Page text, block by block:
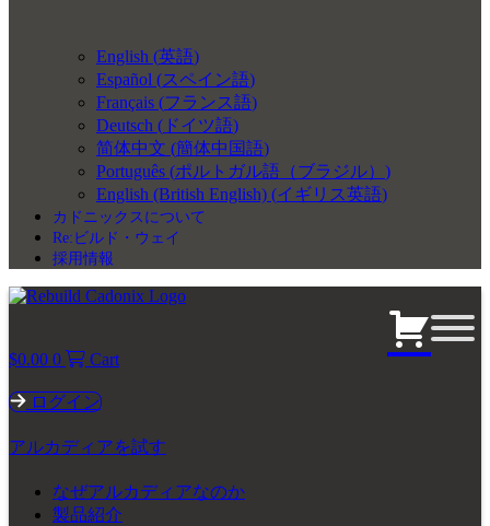
English (英語)
Español (スペイン語)
Français (フランス語)
Deutsch ( ドイツ語)
简体中文 (簡体中国語)
Português (ポルトガル語（ブラジル） )
English (British English) (イギリス英語)
カドニックスについて
Re:ビルド・ウェイ
採用情報
$0.00 0 Cart
ログイン
アルカディアを試す
なぜアルカディアなのか
製品紹介